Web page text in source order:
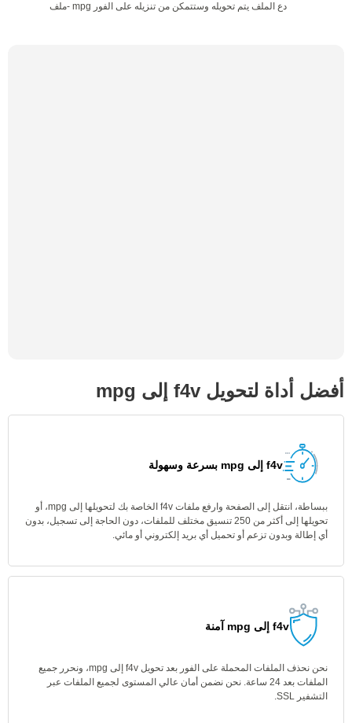
دع الملف يتم تحويله وستتمكن من تنزيله على الفور mpg -ملف
أفضل أداة لتحويل f4v إلى mpg
f4v إلى mpg بسرعة وسهولة
ببساطة، انتقل إلى الصفحة وارفع ملفات f4v الخاصة بك لتحويلها إلى mpg، أو
تحويلها إلى أكثر من 250 تنسيق مختلف للملفات، دون الحاجة إلى تسجيل، بدون
أي إطالة وبدون تزعم أو تحميل أي بريد إلكتروني أو مائي.
f4v إلى mpg آمنة
نحن نحذف الملفات المحملة على الفور بعد تحويل f4v إلى mpg، ونحرر جميع
الملفات بعد 24 ساعة. نحن نضمن أمان عالي المستوى لجميع الملفات عبر
التشفير SSL.